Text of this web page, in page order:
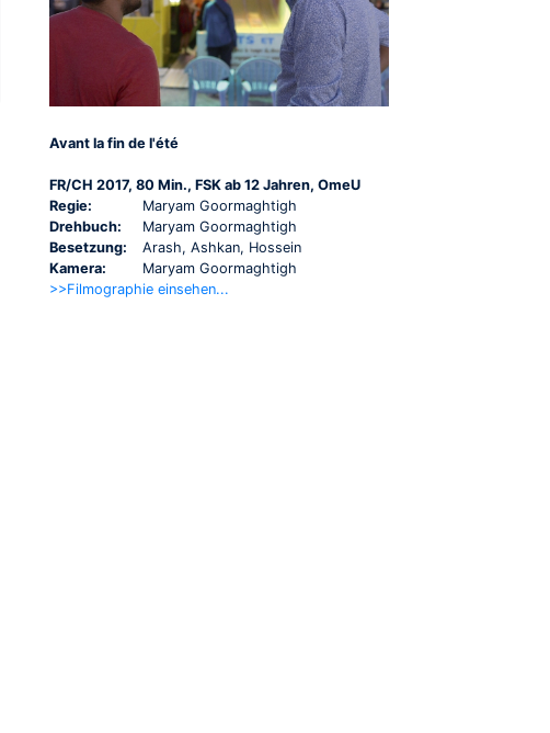
Avant la fin de l'été
FR/CH 2017, 80 Min., FSK ab 12 Jahren, OmeU
Regie:
Maryam Goormaghtigh
Drehbuch:
Maryam Goormaghtigh
Besetzung:
Arash, Ashkan, Hossein
Kamera:
Maryam Goormaghtigh
>>Filmographie einsehen...